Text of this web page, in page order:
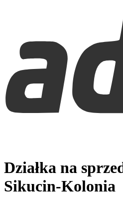
Działka na
Sikucin-Kolonia